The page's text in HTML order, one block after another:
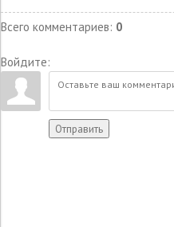
Всего комментариев: 0
Войдите:
Отправить